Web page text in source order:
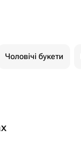
Чоловічі букети